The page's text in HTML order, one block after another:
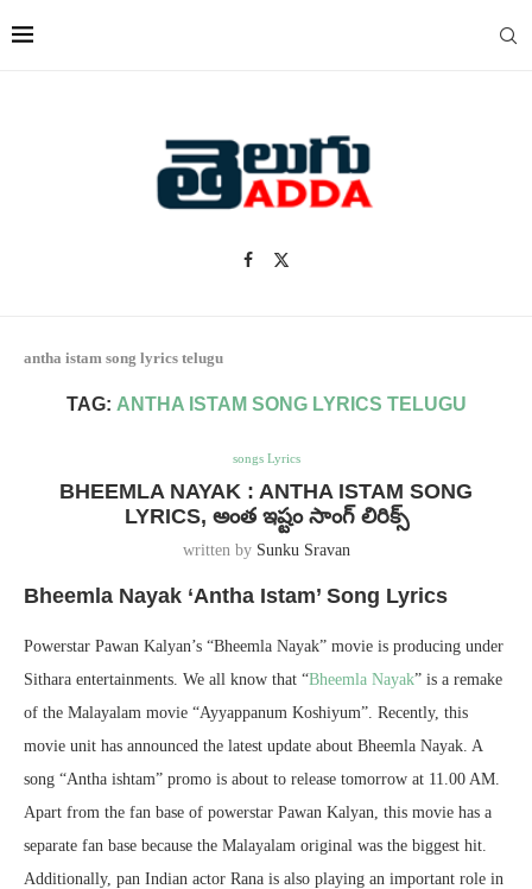
antha istam song lyrics telugu
TAG: ANTHA ISTAM SONG LYRICS TELUGU
songs Lyrics
BHEEMLA NAYAK : ANTHA ISTAM SONG
LYRICS, అంత ఇష్టం సాంగ్ లిరిక్స్
written by Sunku Sravan
Bheemla Nayak ‘Antha Istam’ Song Lyrics
Powerstar Pawan Kalyan’s “Bheemla Nayak” movie is producing under
Sithara entertainments. We all know that “Bheemla Nayak” is a remake
of the Malayalam movie “Ayyappanum Koshiyum”. Recently, this
movie unit has announced the latest update about Bheemla Nayak. A
song “Antha ishtam” promo is about to release tomorrow at 11.00 AM.
Apart from the fan base of powerstar Pawan Kalyan, this movie has a
separate fan base because the Malayalam original was the biggest hit.
Additionally, pan Indian actor Rana is also playing an important role in